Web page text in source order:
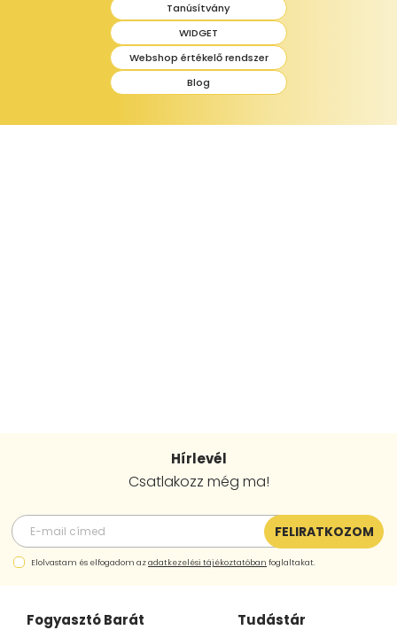
Tanúsítvány
WIDGET
Webshop értékelő rendszer
Blog
Fogyasztó Barát Tudástár
Hírlevél
Csatlakozz még ma!
FELIRATKOZOM
Elolvastam és elfogadom azadatkezelési tájékoztatóban foglaltakat.